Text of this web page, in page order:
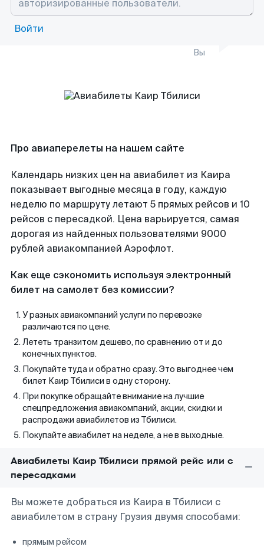
Войти
Вы
Про авиаперелеты на нашем сайте
Календарь низких цен на авиабилет из Каира
показывает выгодные месяца в году, каждую
неделю по маршруту летают 5 прямых рейсов и 10
рейсов с пересадкой. Цена варьируется, самая
дорогая из найденных пользователями 9000
рублей авиакомпанией Аэрофлот.
Как еще сэкономить используя электронный
билет на самолет без комиссии?
У разных авиакомпаний услуги по перевозке
различаются по цене.
Лететь транзитом дешево, по сравнению от и до
конечных пунктов.
Покупайте туда и обратно сразу. Это выгоднее чем
билет Каир Тбилиси в одну сторону.
При покупке обращайте внимание на лучшие
спецпредложения авиакомпаний, акции, скидки и
распродажи авиабилетов из Тбилиси.
Покупайте авиабилет на неделе, а не в выходные.
Авиабилеты Каир Тбилиси прямой рейс или с
пересадками
Вы можете добраться из Каира в Тбилиси с
авиабилетом в страну Грузия двумя способами:
прямым рейсом